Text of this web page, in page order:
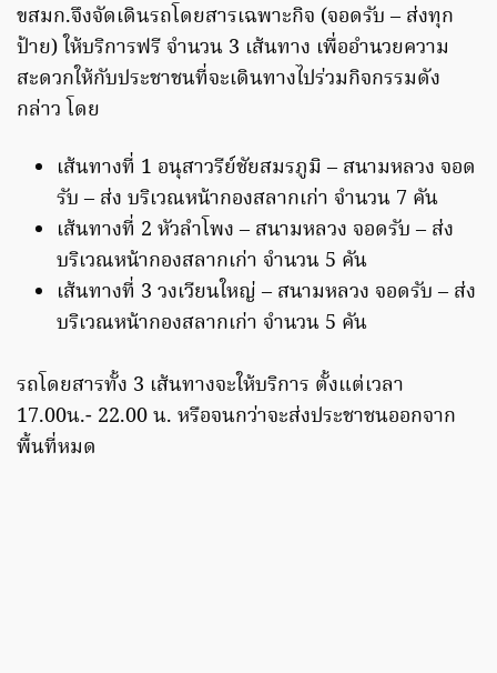
ขสมก.จึงจัดเดินรถโดยสารเฉพาะกิจ (จอดรับ – ส่งทุก
ป้าย) ให้บริการฟรี จำนวน 3 เส้นทาง เพื่ออำนวยความ
สะดวกให้กับประชาชนที่จะเดินทางไปร่วมกิจกรรมดัง
กล่าว โดย
เส้นทางที่ 1 อนุสาวรีย์ชัยสมรภูมิ – สนามหลวง จอด
รับ – ส่ง บริเวณหน้ากองสลากเก่า จำนวน 7 คัน
เส้นทางที่ 2 หัวลำโพง – สนามหลวง จอดรับ – ส่ง
บริเวณหน้ากองสลากเก่า จำนวน 5 คัน
เส้นทางที่ 3 วงเวียนใหญ่ – สนามหลวง จอดรับ – ส่ง
บริเวณหน้ากองสลากเก่า จำนวน 5 คัน
รถโดยสารทั้ง 3 เส้นทางจะให้บริการ ตั้งแต่เวลา
17.00น.- 22.00 น. หรือจนกว่าจะส่งประชาชนออกจาก
พื้นที่หมด